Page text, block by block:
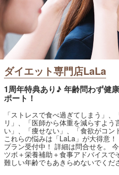
ダイエット専門店LaLa
1周年特典あり♪ 年齢問わず健
ポート！
「ストレスで食べ過ぎてしまう」
リ」、「医師から体重を減らすよ
い」、「痩せない」、「食欲がコン
これらの悩みは「LaLa」が大得意
プラン受付中！ 詳細は問合せを。
ツボ＋栄養補助＋食事アドバイス
難しい年齢でもあきらめないでくだ